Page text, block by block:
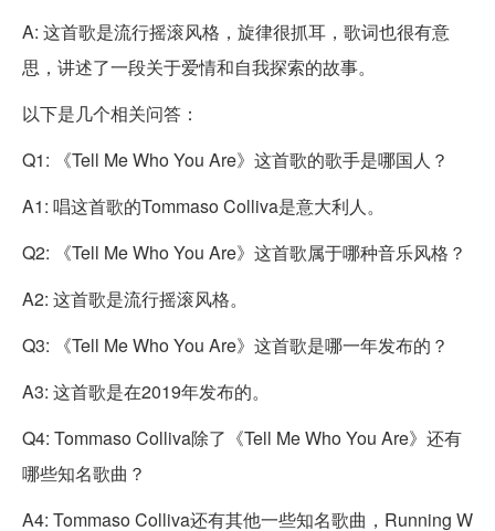
A: 这首歌是流行摇滚风格，旋律很抓耳，歌词也很有意
思，讲述了一段关于爱情和自我探索的故事。
以下是几个相关问答：
Q1: 《Tell Me Who You Are》这首歌的歌手是哪国人？
A1: 唱这首歌的Tommaso Colliva是意大利人。
Q2: 《Tell Me Who You Are》这首歌属于哪种音乐风格？
A2: 这首歌是流行摇滚风格。
Q3: 《Tell Me Who You Are》这首歌是哪一年发布的？
A3: 这首歌是在2019年发布的。
Q4: Tommaso Colliva除了《Tell Me Who You Are》还有
哪些知名歌曲？
A4: Tommaso Colliva还有其他一些知名歌曲，Running W